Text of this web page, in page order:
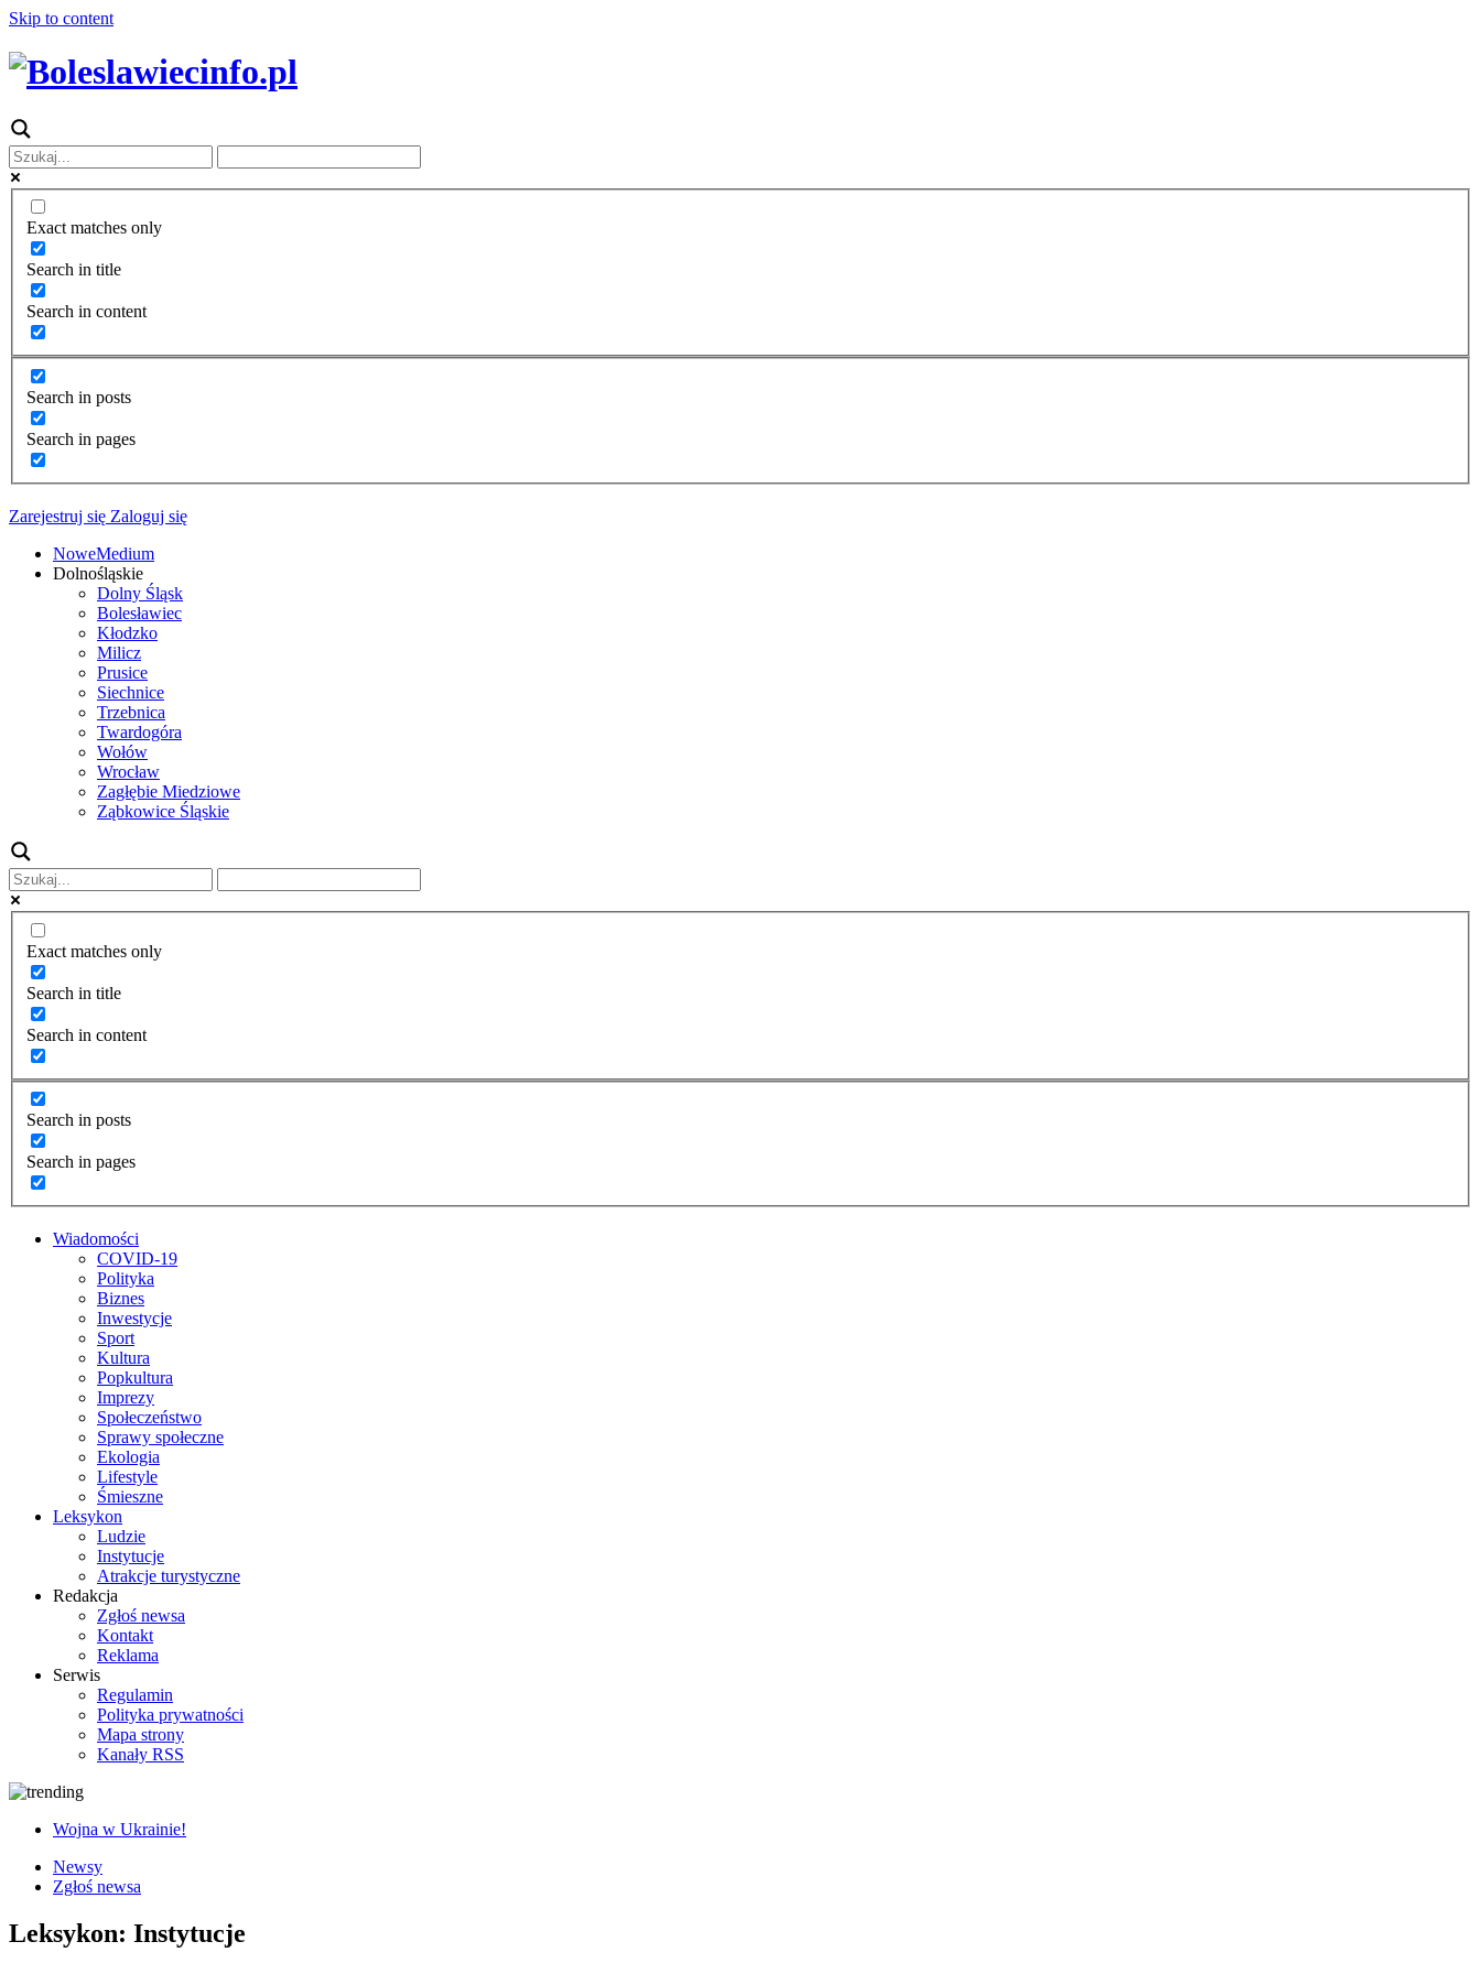
Skip to content
Exact matches only
Search in title
Search in content
Search in posts
Search in pages
Zarejestruj się Zaloguj się
NoweMedium
Dolnośląskie
Dolny Śląsk
Bolesławiec
Kłodzko
Milicz
Prusice
Siechnice
Trzebnica
Twardogóra
Wołów
Wrocław
Zagłębie Miedziowe
Ząbkowice Śląskie
Exact matches only
Search in title
Search in content
Search in posts
Search in pages
Wiadomości
COVID-19
Polityka
Biznes
Inwestycje
Sport
Kultura
Popkultura
Imprezy
Społeczeństwo
Sprawy społeczne
Ekologia
Lifestyle
Śmieszne
Leksykon
Ludzie
Instytucje
Atrakcje turystyczne
Redakcja
Zgłoś newsa
Kontakt
Reklama
Serwis
Regulamin
Polityka prywatności
Mapa strony
Kanały RSS
Wojna w Ukrainie!
Newsy
Zgłoś newsa
Leksykon: Instytucje